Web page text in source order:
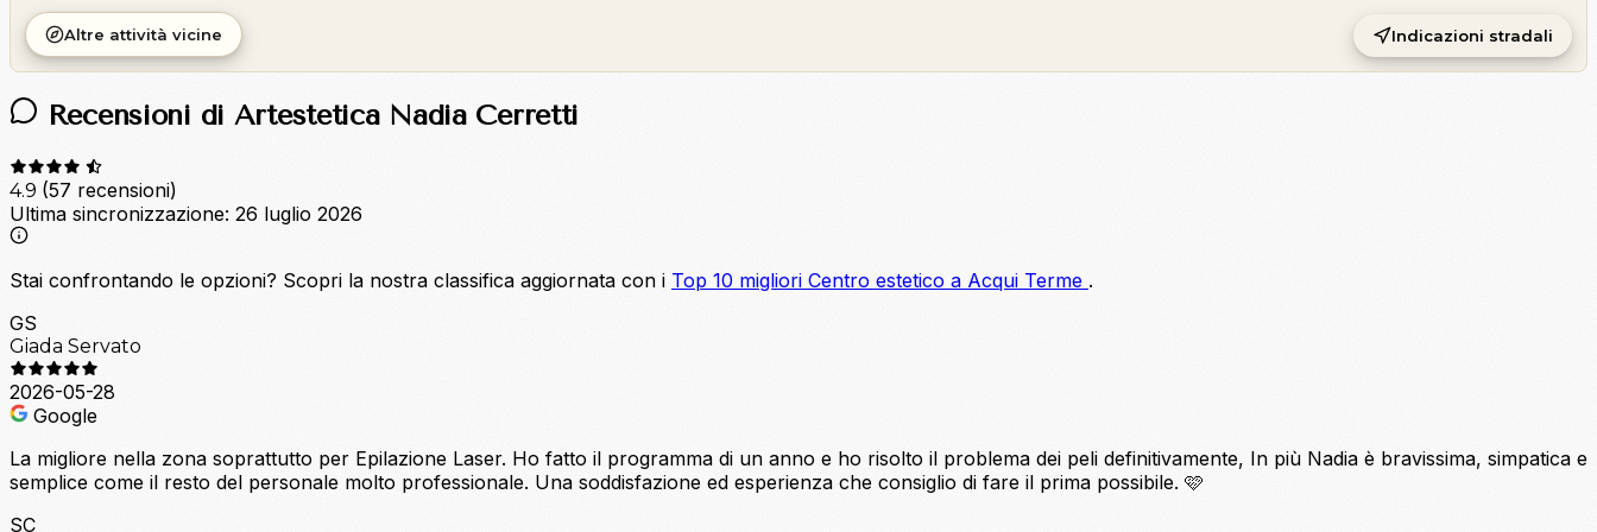
Altre attività vicine Indicazioni stradali
Recensioni di Artestetica Nadia Cerretti
4.9 (57 recensioni)
Ultima sincronizzazione: 26 luglio 2026
Stai confrontando le opzioni? Scopri la nostra classifica aggiornata con i Top 10 migliori Centro estetico a Acqui Terme .
GS
Giada Servato
2026-05-28
Google
La migliore nella zona soprattutto per Epilazione Laser. Ho fatto il programma di un anno e ho risolto il problema dei peli definitivamente, In più Nadia è bravissima, simpatica e
semplice come il resto del personale molto professionale. Una soddisfazione ed esperienza che consiglio di fare il prima possibile. 🩷
SC